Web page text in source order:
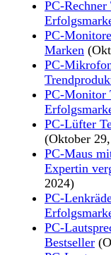
PC-
PC-
Marken
PC-
PC-Monitor
PC-Lüfter
(Oktober
PC-Maus
Expertin
2024)
PC-
PC-
Bestseller